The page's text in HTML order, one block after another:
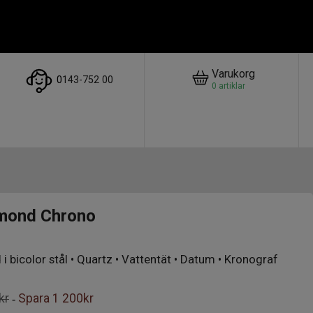
0143-752 00 Varukorg
0 artiklar
Chrono
bicolor stål • Quartz • Vattentät • Datum • Kronograf
- Spara 1 200kr